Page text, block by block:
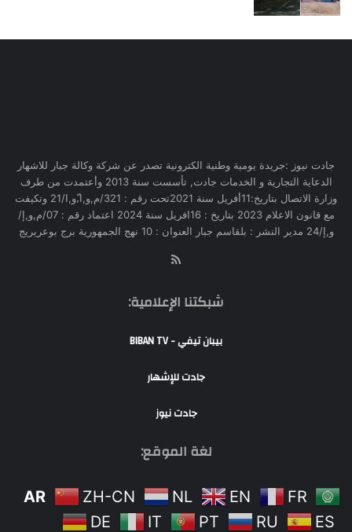
جادت نيوز :جريدة يومية وطنية الكترونية تصدر عن شركة وكالة جبار للاشهار
الدعاية التجارية و الخدمات جادت, تأسست سنة 2013 وأعتمدت من طرف
وزارة الاتصال بتاريخ:11أفريل سنة 2021تحت رقم : 321/م,و,ا,ّو,ا/21 وتكيفت
مع قانون الاعلام 2023 بتاريخ : 16افريل سنة 2024 اعتماد رقم : 07/م,و,إ/
و,إ/24 مدير النشر : بلقاسم جبار العنوان : 10 نهج الجمهورية برج بوعريريج
شبكتنا الإعلامية:
بيبان تيفي - BIBAN TV
جادت للإشهار
جادت نيوز
لغة الموقع:
AR ZH-CN NL EN
FR
DE
IT PT RU ES